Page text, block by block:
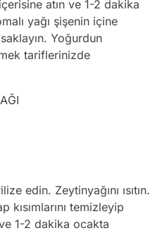
atın ve 1-2 dakika
yağı şişenin içine
Yoğurdun
tariflerinizde
edin. Zeytinyağını ısıtın.
kısımlarını temizleyip
ve 1-2 dakika ocakta